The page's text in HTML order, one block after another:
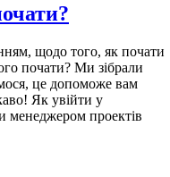
щодо того, як почати
почати? Ми зібрали
це допоможе вам
Як увійти у
менеджером проектів